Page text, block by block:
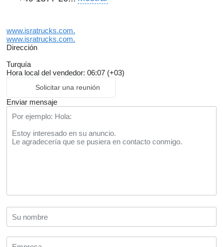
www.isratrucks.com.
www.isratrucks.com.
Dirección
Turquía
Hora local del vendedor: 06:07 (+03)
Solicitar una reunión
Enviar mensaje